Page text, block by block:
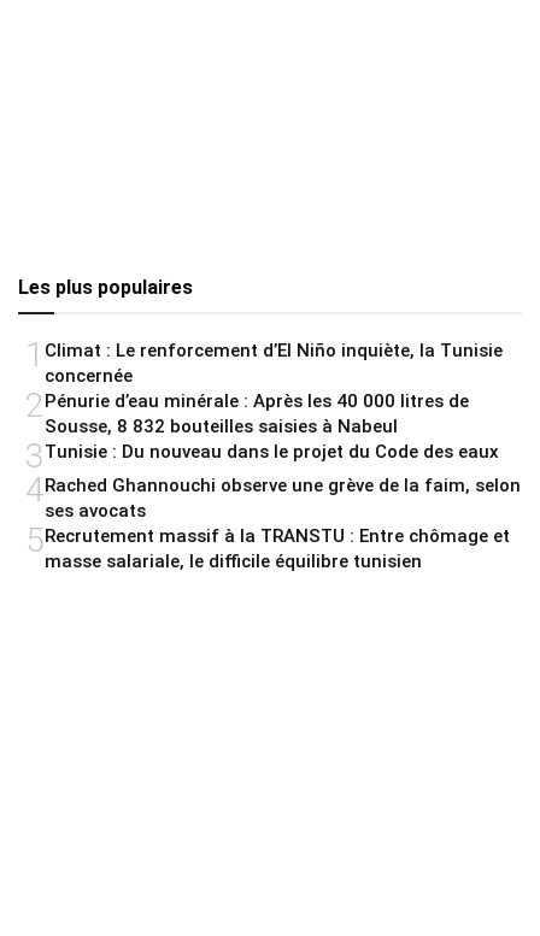
Les plus populaires
1 Climat : Le renforcement d’El Niño inquiète, la Tunisie
concernée
2 Pénurie d’eau minérale : Après les 40 000 litres de
Sousse, 8 832 bouteilles saisies à Nabeul
3Tunisie : Du nouveau dans le projet du Code des eaux
4Rached Ghannouchi observe une grève de la faim, selon
ses avocats
5Recrutement massif à la TRANSTU : Entre chômage et
masse salariale, le difficile équilibre tunisien